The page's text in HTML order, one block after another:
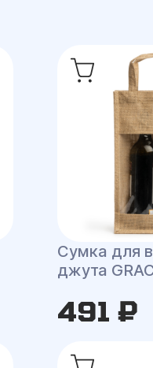
Сумка для
джута
491 ₽